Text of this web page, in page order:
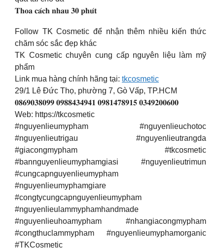
𝐓𝐡𝐨𝐚 𝐜𝐚́𝐜𝐡 𝐧𝐡𝐚𝐮 𝟑𝟎 𝐩𝐡𝐮́𝐭
Follow TK Cosmetic để nhận thêm nhiều kiến thức
chăm sóc sắc đẹp khác
TK Cosmetic chuyên cung cấp nguyên liệu làm mỹ
phẩm
Link mua hàng chính hãng tại: tkcosmetic
29/1 Lê Đức Thọ, phường 7, Gò Vấp, TP.HCM
𝟎𝟖𝟔𝟗𝟎𝟑𝟖𝟎𝟗𝟗 𝟎𝟗𝟖𝟖𝟒𝟑𝟒𝟗𝟒𝟏 𝟎𝟗𝟖𝟏𝟒𝟕𝟖𝟗𝟏𝟓 𝟎𝟑𝟒𝟗𝟐𝟎𝟎𝟔𝟎𝟎
Web: https://tkcosmetic
#nguyenlieumypham #nguyenlieuchotoc
#nguyenlieutrigau #nguyenlieutrangda
#giacongmypham #tkcosmetic
#bannguyenlieumyphamgiasi #nguyenlieutrimun
#cungcapnguyenlieumypham
#nguyenlieumyphamgiare
#congtycungcapnguyenlieumypham
#nguyenlieulammyphamhandmade
#nguyenlieuhoamypham #nhangiacongmypham
#congthuclammypham #nguyenlieumyphamorganic
#TKCosmetic